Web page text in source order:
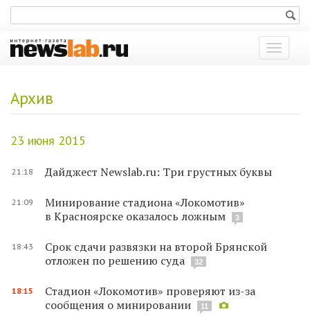
Показать
меню
Архив
23 июня 2015
21:18 Дайджест Newslab.ru: Три грустных буквы
21:09
Минирование стадиона «Локомотив»
в Красноярске оказалось ложным
3
18:43
Срок сдачи развязки на второй Брянской
отложен по решению суда
32
18:15
Стадион «Локомотив» проверяют из-за
сообщения о минировании
11